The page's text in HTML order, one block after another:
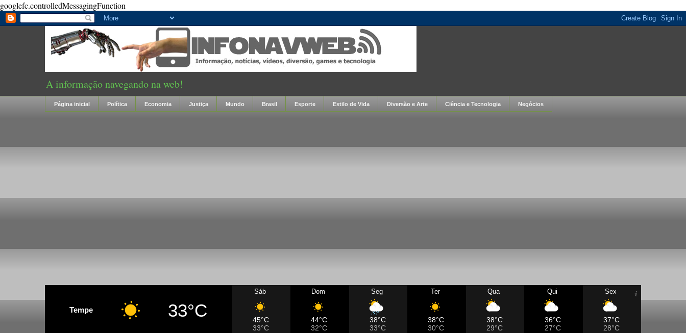
googlefc.controlledMessagingFunction
A informação navegando na web!
Página inicial Política Economia Justiça Mundo Brasil Esporte Estilo de Vida Diversão e Arte Ciência e Tecnologia Negócios
Tempe 33°C
Sáb
45°C
33°C
Dom
44°C
32°C
Seg
38°C
33°C
Ter
38°C
30°C
Qua
38°C
29°C
Qui
36°C
27°C
Sex
37°C
28°C